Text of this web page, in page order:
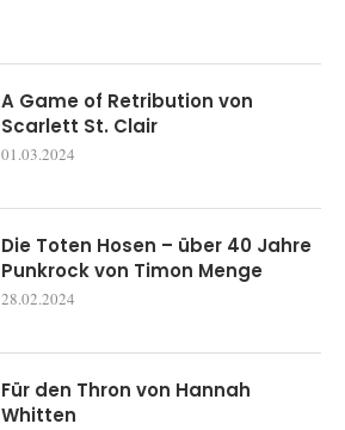
A Game of Retribution von
Scarlett St. Clair
01.03.2024
Die Toten Hosen – über 40 Jahre
Punkrock von Timon Menge
28.02.2024
Für den Thron von Hannah
Whitten